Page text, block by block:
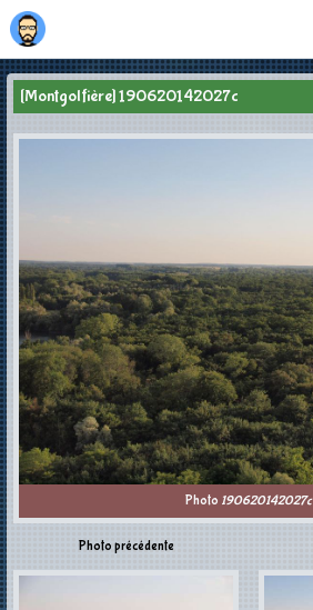
[Montgolfière] 190620142027c
Photo 190620142027c
Photo précédente